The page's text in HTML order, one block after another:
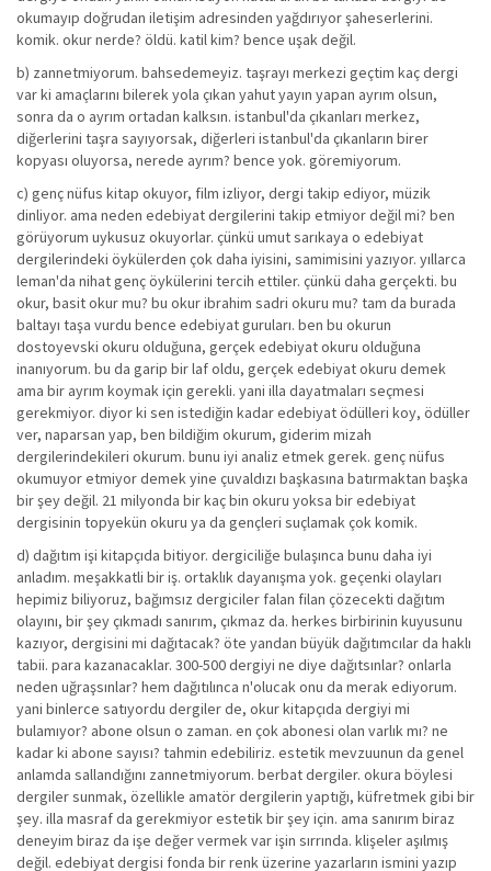
okumayıp doğrudan iletişim adresinden yağdırıyor şaheserlerini.
komik. okur nerde? öldü. katil kim? bence uşak değil.
b) zannetmiyorum. bahsedemeyiz. taşrayı merkezi geçtim kaç dergi
var ki amaçlarını bilerek yola çıkan yahut yayın yapan ayrım olsun,
sonra da o ayrım ortadan kalksın. istanbul'da çıkanları merkez,
diğerlerini taşra sayıyorsak, diğerleri istanbul'da çıkanların birer
kopyası oluyorsa, nerede ayrım? bence yok. göremiyorum.
c) genç nüfus kitap okuyor, film izliyor, dergi takip ediyor, müzik
dinliyor. ama neden edebiyat dergilerini takip etmiyor değil mi? ben
görüyorum uykusuz okuyorlar. çünkü umut sarıkaya o edebiyat
dergilerindeki öykülerden çok daha iyisini, samimisini yazıyor. yıllarca
leman'da nihat genç öykülerini tercih ettiler. çünkü daha gerçekti. bu
okur, basit okur mu? bu okur ibrahim sadri okuru mu? tam da burada
baltayı taşa vurdu bence edebiyat guruları. ben bu okurun
dostoyevski okuru olduğuna, gerçek edebiyat okuru olduğuna
inanıyorum. bu da garip bir laf oldu, gerçek edebiyat okuru demek
ama bir ayrım koymak için gerekli. yani illa dayatmaları seçmesi
gerekmiyor. diyor ki sen istediğin kadar edebiyat ödülleri koy, ödüller
ver, naparsan yap, ben bildiğim okurum, giderim mizah
dergilerindekileri okurum. bunu iyi analiz etmek gerek. genç nüfus
okumuyor etmiyor demek yine çuvaldızı başkasına batırmaktan başka
bir şey değil. 21 milyonda bir kaç bin okuru yoksa bir edebiyat
dergisinin topyekün okuru ya da gençleri suçlamak çok komik.
d) dağıtım işi kitapçıda bitiyor. dergiciliğe bulaşınca bunu daha iyi
anladım. meşakkatli bir iş. ortaklık dayanışma yok. geçenki olayları
hepimiz biliyoruz, bağımsız dergiciler falan filan çözecekti dağıtım
olayını, bir şey çıkmadı sanırım, çıkmaz da. herkes birbirinin kuyusunu
kazıyor, dergisini mi dağıtacak? öte yandan büyük dağıtımcılar da haklı
tabii. para kazanacaklar. 300-500 dergiyi ne diye dağıtsınlar? onlarla
neden uğraşsınlar? hem dağıtılınca n'olucak onu da merak ediyorum.
yani binlerce satıyordu dergiler de, okur kitapçıda dergiyi mi
bulamıyor? abone olsun o zaman. en çok abonesi olan varlık mı? ne
kadar ki abone sayısı? tahmin edebiliriz. estetik mevzuunun da genel
anlamda sallandığını zannetmiyorum. berbat dergiler. okura böylesi
dergiler sunmak, özellikle amatör dergilerin yaptığı, küfretmek gibi bir
şey. illa masraf da gerekmiyor estetik bir şey için. ama sanırım biraz
deneyim biraz da işe değer vermek var işin sırrında. klişeler aşılmış
değil. edebiyat dergisi fonda bir renk üzerine yazarların ismini yazıp